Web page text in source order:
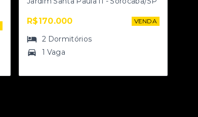
R$170.000 VENDA
2 Dormitórios
1 Vaga